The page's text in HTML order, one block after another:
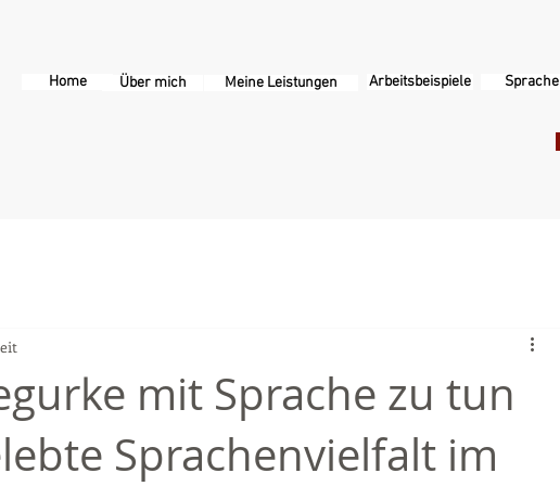
Home Über mich Meine Leistungen Arbeitsbeispiele Sprache
mit Sprache zu tun
Sprachenvielfalt im